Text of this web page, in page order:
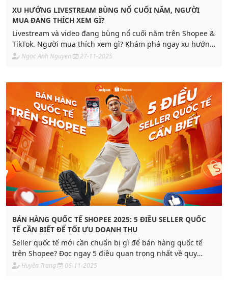
XU HƯỚNG LIVESTREAM BÙNG NỔ CUỐI NĂM, NGƯỜI
MUA ĐANG THÍCH XEM GÌ?
Livestream và video đang bùng nổ cuối năm trên Shopee &
TikTok. Người mua thích xem gì? Khám phá ngay xu hướng
livestream cuối 2025 và gợi ý tối ưu bán hàng cho brand –
Ngoc Anh Nguyen 27-11-2025
BÁN HÀNG QUỐC TẾ SHOPEE 2025: 5 ĐIỀU SELLER QUỐC
TẾ CẦN BIẾT ĐỂ TỐI ƯU DOANH THU
Seller quốc tế mới cần chuẩn bị gì để bán hàng quốc tế
trên Shopee? Đọc ngay 5 điều quan trọng nhất về quy
trình, thuế, tỷ giá và vận chuyển để tối ưu đơn hàng năm
Huyền Trang 06-11-2025